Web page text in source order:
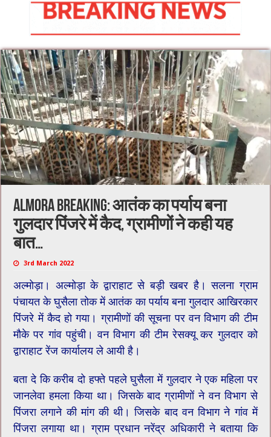
Almora Breaking: आतंक का पर्याय बना
गुलदार पिंजरे में कैद, ग्रामीणों ने कही यह
बात…
3rd March 2022
अल्मोड़ा। अल्मोड़ा के द्वाराहाट से बड़ी खबर है। सलना ग्राम
पंचायत के घुसैला तोक में आतंक का पर्याय बना गुलदार आखिरकार
पिंजरे में कैद हो गया। ग्रामीणों की सूचना पर वन विभाग की टीम
मौके पर गांव पहुंची। वन विभाग की टीम रेसक्यू कर गुलदार को
द्वाराहाट रेंज कार्यालय ले आयी है।
बता दे कि ​करीब दो हफ्ते पहले घुसैला में गुलदार ने एक महिला पर
जानलेवा हमला किया था। ​जिसके बाद ग्रामीणों ने वन विभाग से
पिंजरा लगाने की मांग की थी। जिसके बाद वन विभाग ने गांव में
पिंजरा लगाया था। ग्राम प्रधान नरेंद्र अधिकारी ने बताया कि